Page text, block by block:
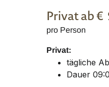
Privatab €
pro Person
Privat:
tägliche
Dauer